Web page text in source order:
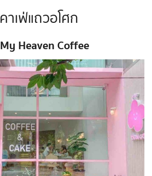
คาเฟ่แถวอโศก
My Heaven Coffee